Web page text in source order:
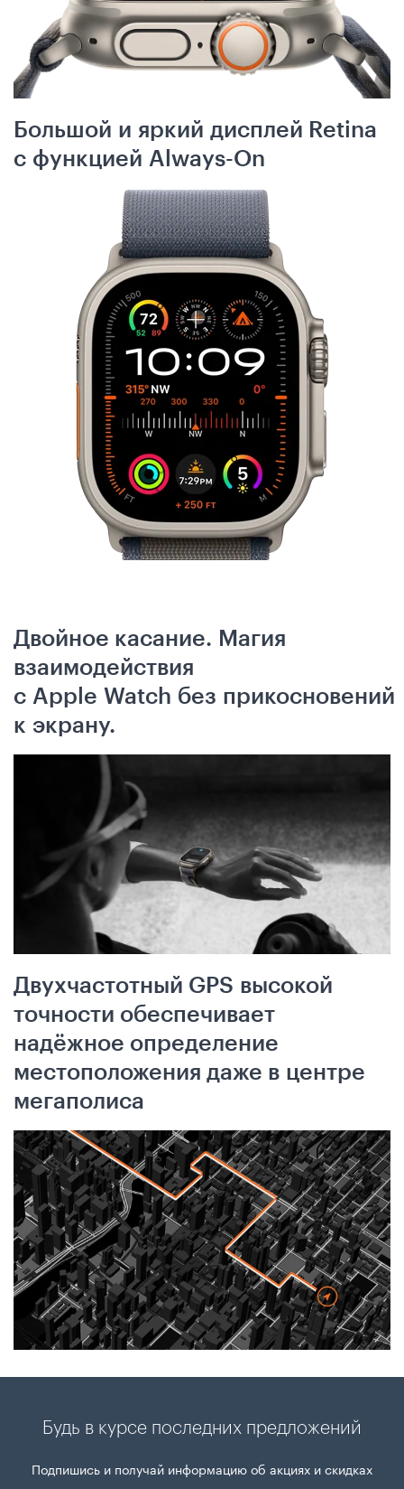
Большой и яркий дисплей Retina
с функцией Always-On
Двойное касание. Магия
взаимодействия
с Apple Watch без прикосновений
к экрану.
Двухчастотный GPS высокой
точности обеспечивает
надёжное определение
местоположения даже в центре
мегаполиса
Будь в курсе последних предложений
Подпишись и получай информацию об акциях и скидках